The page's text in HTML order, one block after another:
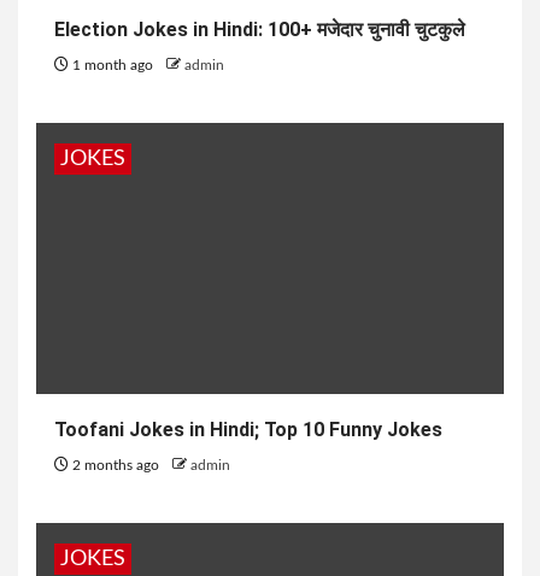
Election Jokes in Hindi: 100+ मजेदार चुनावी चुटकुले
1 month ago admin
JOKES
Toofani Jokes in Hindi; Top 10 Funny Jokes
2 months ago admin
JOKES